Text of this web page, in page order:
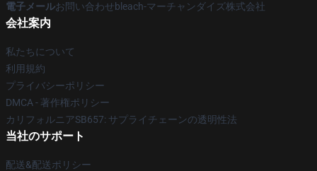
電子メールお問い合わせbleach-マーチャンダイズ株式会社
会社案内
私たちについて
利用規約
プライバシーポリシー
DMCA - 著作権ポリシー
カリフォルニアSB657: サプライチェーンの透明性法
当社のサポート
配送&配送ポリシー